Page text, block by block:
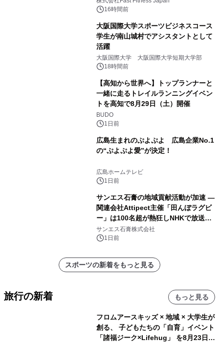
16時間前
大阪国際大学スポーツビジネスコース
学生が南山城村でアシスタントとして
活躍
大阪国際大学 大阪国際大学短期大学部
18時間前
【高知から世界へ】トップランナーと
一緒に走るトレイルランニングイベン
トを高知で8月29日（土）開催
BUDO
1日前
広島生まれのぷよぷよ 広島企業No.1
の“ぷよぷよ愛”が決定！
広島ホームテレビ
1日前
サンエス石膏の地域貢献活動が加速 ―
関連会社Attipect主催「田んぼラグビ
ー」は100名超が熱狂しNHKで放送さ
れました。
サンエス石膏株式会社
1日前
スポーツの新着をもっと見る
旅行の新着 もっと見る
フロムアースキッズ × 地域 × 大学生が
創る、 子どもたちの「自育」イベント
「諸福ジーク×Lifehug」 を8月23日